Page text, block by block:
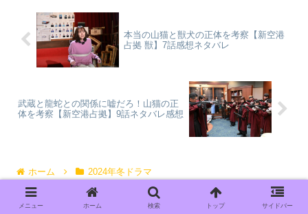
本当の山猫と獣犬の正体を考察【新空港
占拠 獣】7話感想ネタバレ
武蔵と龍蛇との関係に嘘だろ！山猫の正
体を考察【新空港占拠】9話ネタバレ感想
ホーム 2024年冬ドラマ
メニュー ホーム 検索 トップ サイドバー